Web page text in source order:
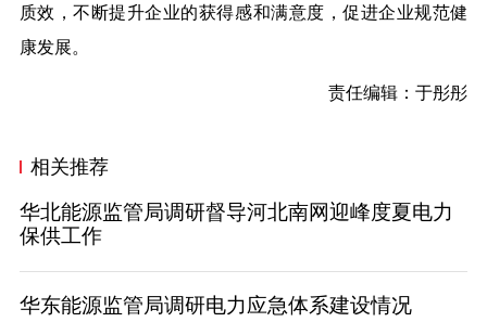
质效，不断提升企业的获得感和满意度，促进企业规范健
康发展。
责任编辑：于彤彤
相关推荐
华北能源监管局调研督导河北南网迎峰度夏电力
保供工作
华东能源监管局调研电力应急体系建设情况